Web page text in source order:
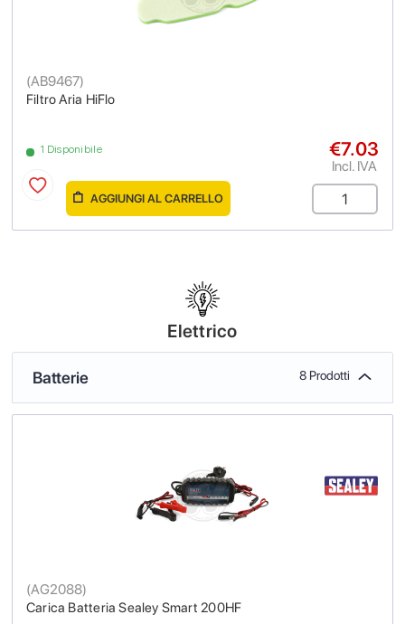
Filtro Aria HiFlo
(AB9467)
1 Disponibile €7.03
Incl. IVA
AGGIUNGI AL CARRELLO
Elettrico
Batterie 8 Prodotti
Carica Batteria Sealey Smart 200HF
(AG2088)